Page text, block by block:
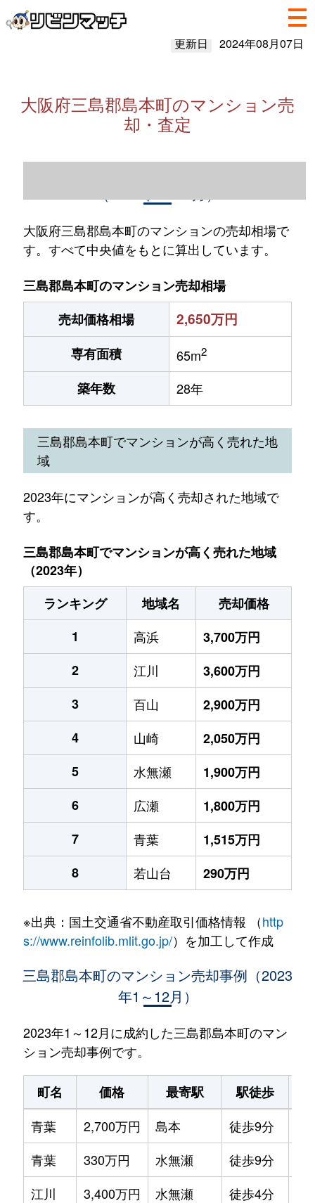
更新日 2024年08月07日
大阪府三島郡島本町のマンション売
却・査定
大阪府三島郡島本町のマンションの売却相場で
す。すべて中央値をもとに算出しています。
三島郡島本町のマンション売却相場
売却価格相場
2,650万円
専有面積 65m2
築年数 28年
三島郡島本町でマンションが高く売れた地
域
2023年にマンションが高く売却された地域で
す。
三島郡島本町でマンションが高く売れた地域
（2023年）
ランキング
地域名
売却価格
1
高浜
3,700万円
2
江川
3,600万円
3
百山
2,900万円
4
山崎
2,050万円
5
水無瀬
1,900万円
6
広瀬
1,800万円
7
青葉
1,515万円
8
若山台 290万円
※出典：国土交通省不動産取引価格情報 （http
s://www.reinfolib.mlit.go.jp/）を加工して作成
三島郡島本町のマンション売却事例（2023
年1～12月）
2023年1～12月に成約した三島郡島本町のマン
ション売却事例です。
町名 価格 最寄駅 駅徒歩
青葉
2,700万円 島本 徒歩9分
青葉
330万円 水無瀬 徒歩9分
江川
3,400万円 水無瀬 徒歩4分